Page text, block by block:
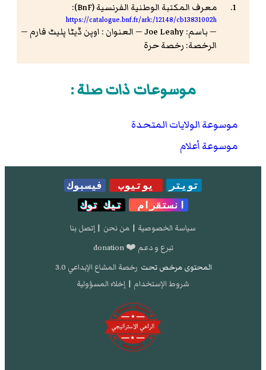
معرف المكتبة الوطنية الفرنسية (BnF):
https://catalogue.bnf.fr/ark:/12148/cb13831002h
— باسم: Joe Leahy — العنوان : اوپن ڈیٹا پلیٹ فارم —
الرخصة: رخصة حرة
موسوعات ذات صلة :
موسوعة الولايات المتحدة
موسوعة أعلام
تويتر يوتيوب
فيسبوك
انستقرام
تيك توك
سياسة الخصوصية | من نحن | إتصل بنا
تبرع و دعم ❤️ donation
المحتوى مرخص تحت رخصة المشاع الإبداعي 3.0
شروط الإستخدام | إخلاء المسؤولية